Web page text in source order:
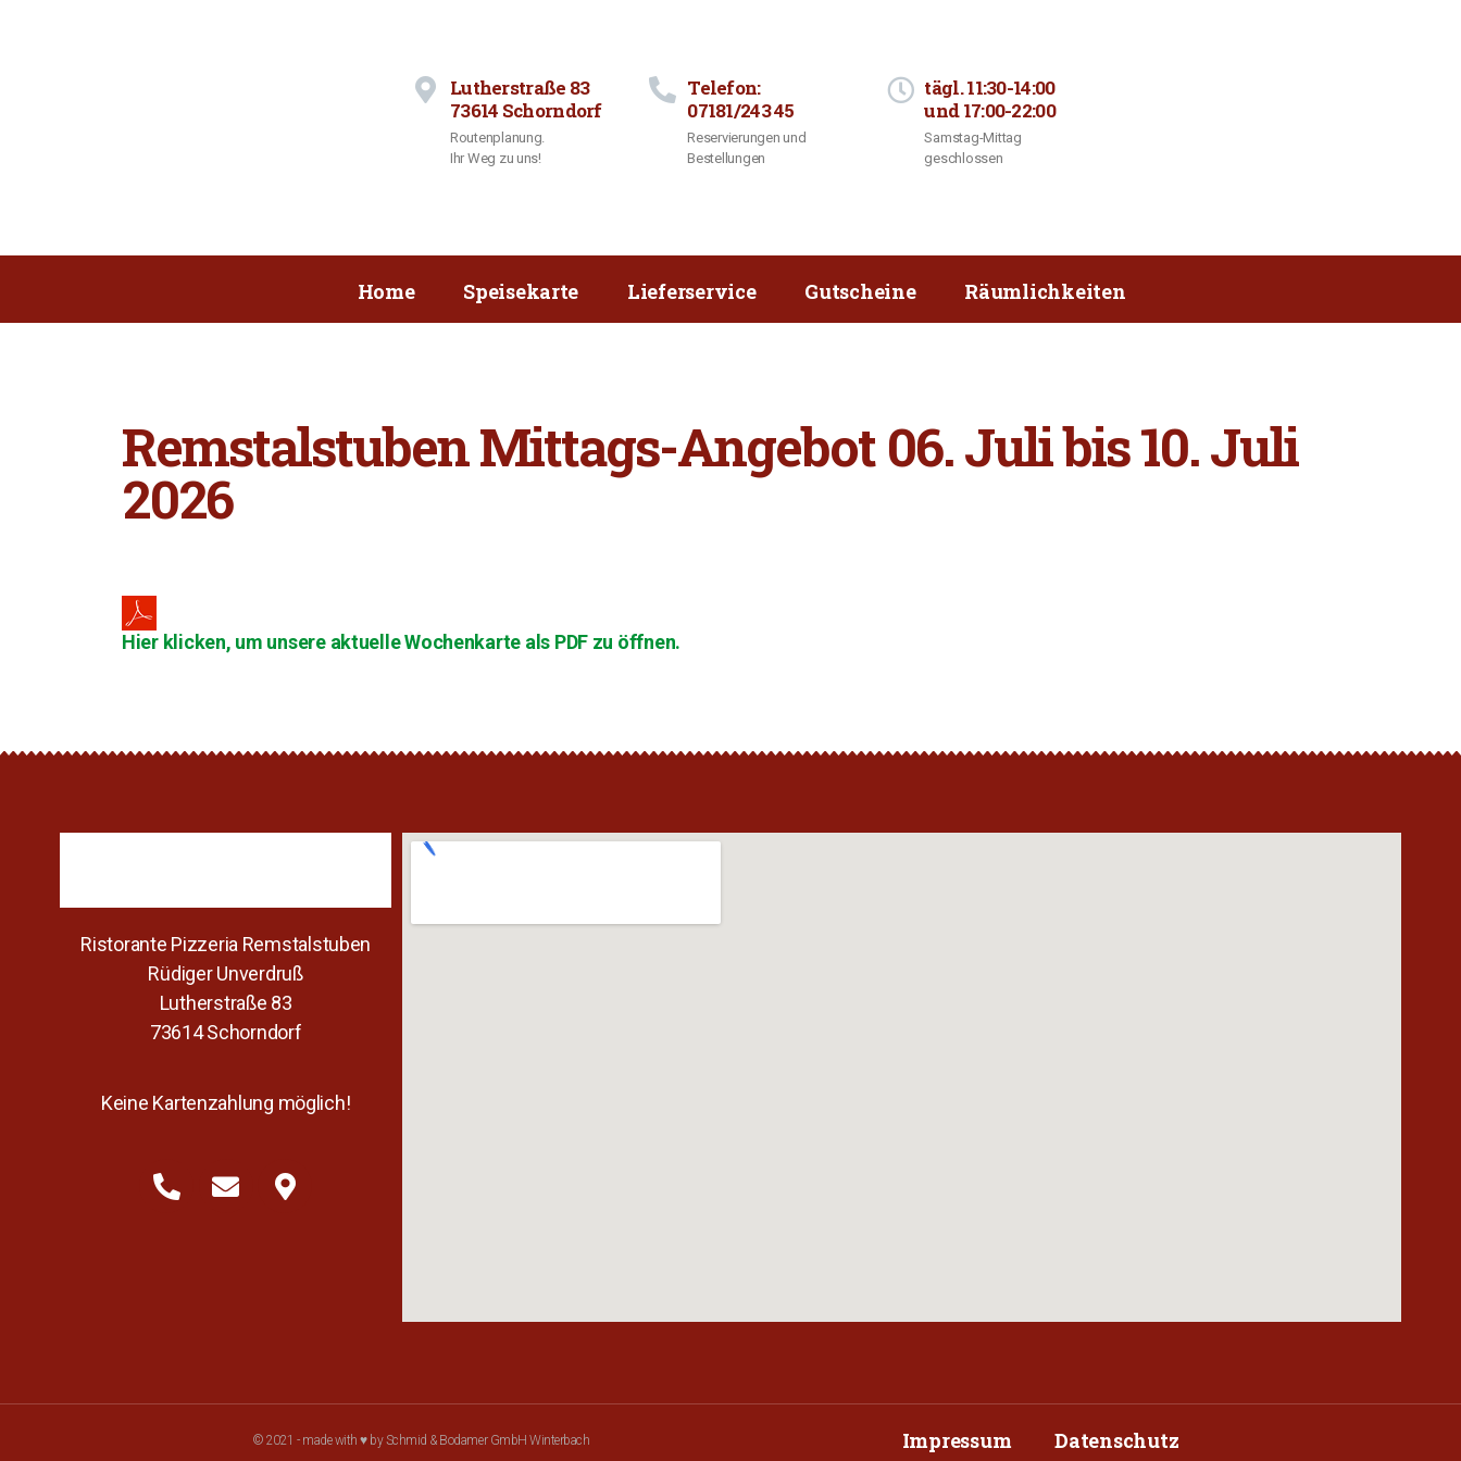
Lutherstraße 83
73614 Schorndorf
Routenplanung.
Ihr Weg zu uns!
Telefon:
07181/243 45
Reservierungen und
Bestellungen
tägl. 11:30-14:00
und 17:00-22:00
Samstag-Mittag
geschlossen
Home Speisekarte Lieferservice Gutscheine Räumlichkeiten
Remstalstuben Mittags-Angebot 06. Juli bis 10. Juli
2026
Hier klicken, um unsere aktuelle Wochenkarte als PDF zu öffnen.
Ristorante Pizzeria Remstalstuben
Rüdiger Unverdruß
Lutherstraße 83
73614 Schorndorf
Keine Kartenzahlung möglich!
© 2021 - made with ♥ by Schmid & Bodamer GmbH Winterbach Impressum Datenschutz